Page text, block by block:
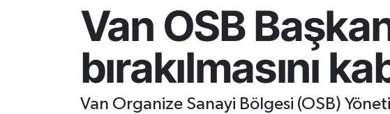
Van OSB
bırakılmasını
Van Organize Sanayi Bölgesi (OSB)
Resmi İlan
Siyaset